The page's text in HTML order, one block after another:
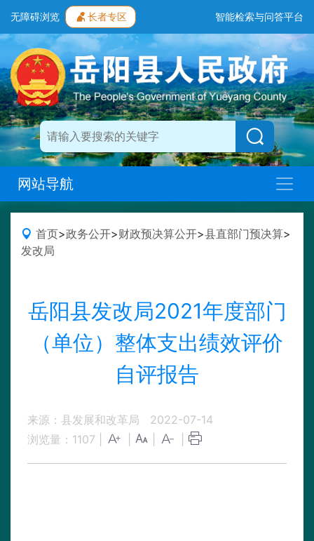
无障碍浏览 长者专区 智能检索与问答平台
网站导航
首页>政务公开>财政预决算公开>县直部门预决算>
发改局
岳阳县发改局2021年度部门
（单位）整体支出绩效评价
自评报告
来源：县发展和改革局
2022-07-14
浏览量： 1107